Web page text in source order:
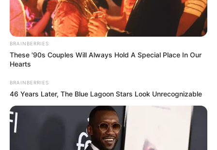
BRAINBERRIES
These '90s Couples Will Always Hold A Special Place In Our
Hearts
BRAINBERRIES
46 Years Later, The Blue Lagoon Stars Look Unrecognizable